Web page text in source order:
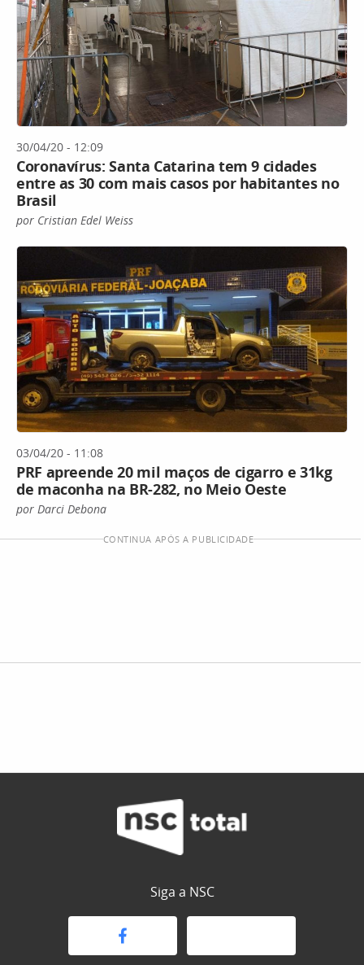
30/04/20 - 12:09
Coronavírus: Santa Catarina tem 9 cidades
entre as 30 com mais casos por habitantes no
Brasil
por Cristian Edel Weiss
03/04/20 - 11:08
PRF apreende 20 mil maços de cigarro e 31kg
de maconha na BR-282, no Meio Oeste
por Darci Debona
CONTINUA APÓS A PUBLICIDADE
Siga a NSC